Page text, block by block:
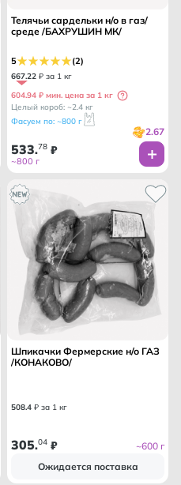
Телячьи сардельки н/о в газ/
среде /БАХРУШИН МК/
5 (2)
667.22 ₽ за 1 кг
604.94 ₽ мин. цена за 1 кг
Целый короб: ~2.4 кг
Фасуем по: ~800 г
2.67
533.78 ₽
~800 г
Шпикачки Фермерские н/о ГАЗ
/КОНАКОВО/
508.4 ₽ за 1 кг
305.04 ₽
~600 г
Ожидается поставка